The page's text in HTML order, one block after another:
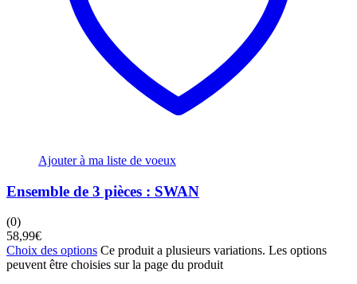
Ajouter à ma liste de voeux
Ensemble de 3 pièces : SWAN
(0)
58,99€
Choix des options Ce produit a plusieurs variations. Les options
peuvent être choisies sur la page du produit